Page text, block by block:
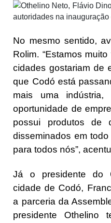
No mesmo sentido,
Rolim. “Estamos
cidades gostariam de
que Codó está
mais uma
oportunidade de
possui produtos de
disseminados em
para todos nós”,
Já o presidente do
cidade de Codó,
a parceria da
presidente Othelino